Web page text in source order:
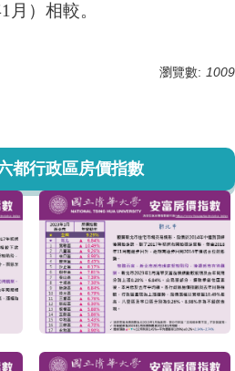
月）相較。
瀏覽數: 1009
都行政區房價指數